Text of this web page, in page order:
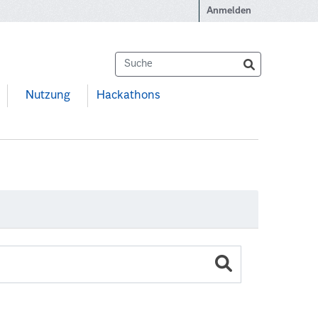
Anmelden
Nutzung Hackathons